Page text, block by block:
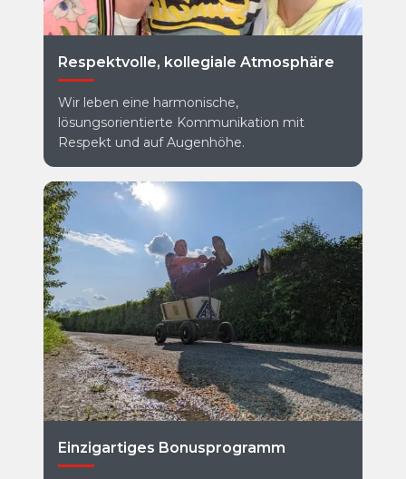
Respektvolle, kollegiale Atmosphäre
Wir leben eine harmonische,
lösungsorientierte Kommunikation mit
Respekt und auf Augenhöhe.
Einzigartiges Bonusprogramm